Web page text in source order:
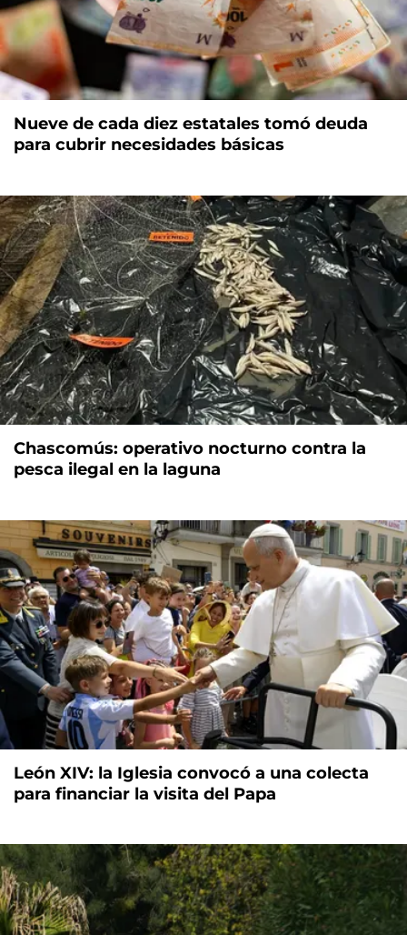
Nueve de cada diez estatales tomó deuda
para cubrir necesidades básicas
Chascomús: operativo nocturno contra la
pesca ilegal en la laguna
León XIV: la Iglesia convocó a una colecta
para financiar la visita del Papa